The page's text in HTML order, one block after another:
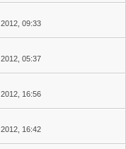
09:33
05:37
16:56
16:42